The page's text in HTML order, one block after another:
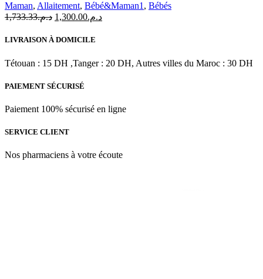
Maman, Allaitement, Bébé&Maman1 , Bébés
د.م.1,733.33
Le
initial
د.م.1,300.00
Le
LIVRAISON À DOMICILE
Tétouan : 15 DH ,Tanger : 20 DH, Autres villes du Maroc : 30 DH
PAIEMENT SÉCURISÉ
Paiement 100% sécurisé en ligne
SERVICE CLIENT
Nos pharmaciens à votre écoute